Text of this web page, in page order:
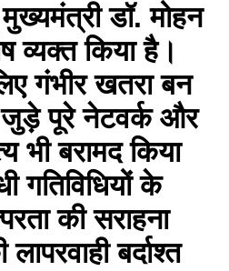
डॉ. मोहन
व्यक्त किया है।
गंभीर खतरा बन
जुड़े पूरे नेटवर्क और
भी बरामद किया
गतिविधियों के
की सराहना
बर्दाश्त